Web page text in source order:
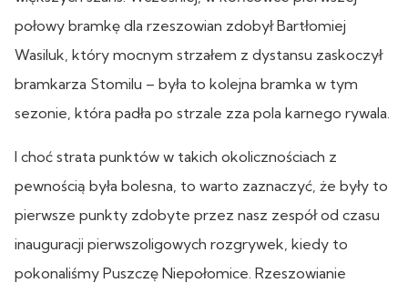
połowy bramkę dla rzeszowian zdobył Bartłomiej
Wasiluk, który mocnym strzałem z dystansu zaskoczył
bramkarza Stomilu – była to kolejna bramka w tym
sezonie, która padła po strzale zza pola karnego rywala.
I choć strata punktów w takich okolicznościach z
pewnością była bolesna, to warto zaznaczyć, że były to
pierwsze punkty zdobyte przez nasz zespół od czasu
inauguracji pierwszoligowych rozgrywek, kiedy to
pokonaliśmy Puszczę Niepołomice. Rzeszowianie